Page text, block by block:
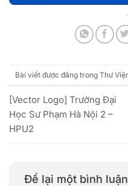
Bài viết được đăng trong Thư
[Vector Logo] Trường Đại
Học Sư Phạm Hà Nội 2 –
HPU2
Để lại một bình luận